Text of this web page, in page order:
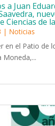
a Juan
Ciencias de
| Noticias
en el Patio de
Moneda,...